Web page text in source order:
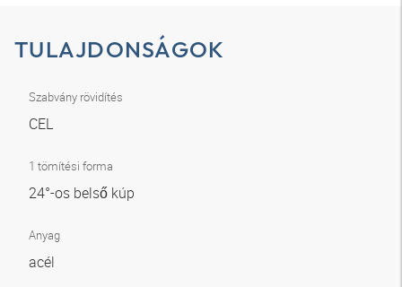
TULAJDONSÁGOK
Szabvány rövidítés
CEL
1 tömítési forma
24°-os belső kúp
Anyag
acél